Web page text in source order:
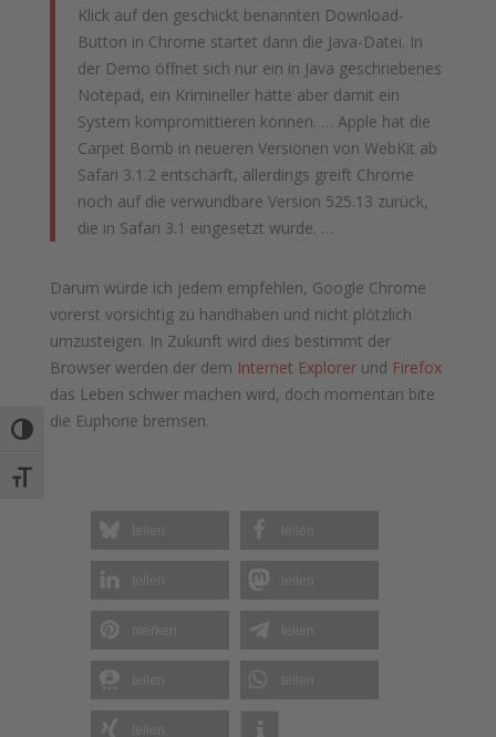
Umschalten auf hohe Kontraste
Schrift vergrößern
Klick auf den geschickt benannten Download-
Button in Chrome startet dann die Java-Datei. In
der Demo öffnet sich nur ein in Java geschriebenes
Notepad, ein Krimineller hätte aber damit ein
System kompromittieren können. … Apple hat die
Carpet Bomb in neueren Versionen von WebKit ab
Safari 3.1.2 entschärft, allerdings greift Chrome
noch auf die verwundbare Version 525.13 zurück,
die in Safari 3.1 eingesetzt wurde. …
Darum würde ich jedem empfehlen, Google Chrome
vorerst vorsichtig zu handhaben und nicht plötzlich
umzusteigen. In Zukunft wird dies bestimmt der
Browser werden der dem Internet Explorerund Firefox
das Leben schwer machen wird, doch momentan bite
die Euphorie bremsen.